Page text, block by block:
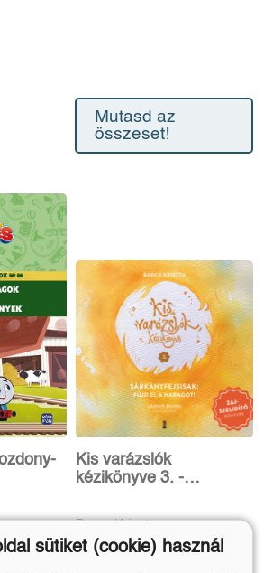
Mutasd az
összeset!
ár:
Kis varázslók
kézikönyve 3. -
a haragot!
Barcs Kriszta
Eredeti ár:
Bevezető ár:
sütiket (cookie) használ